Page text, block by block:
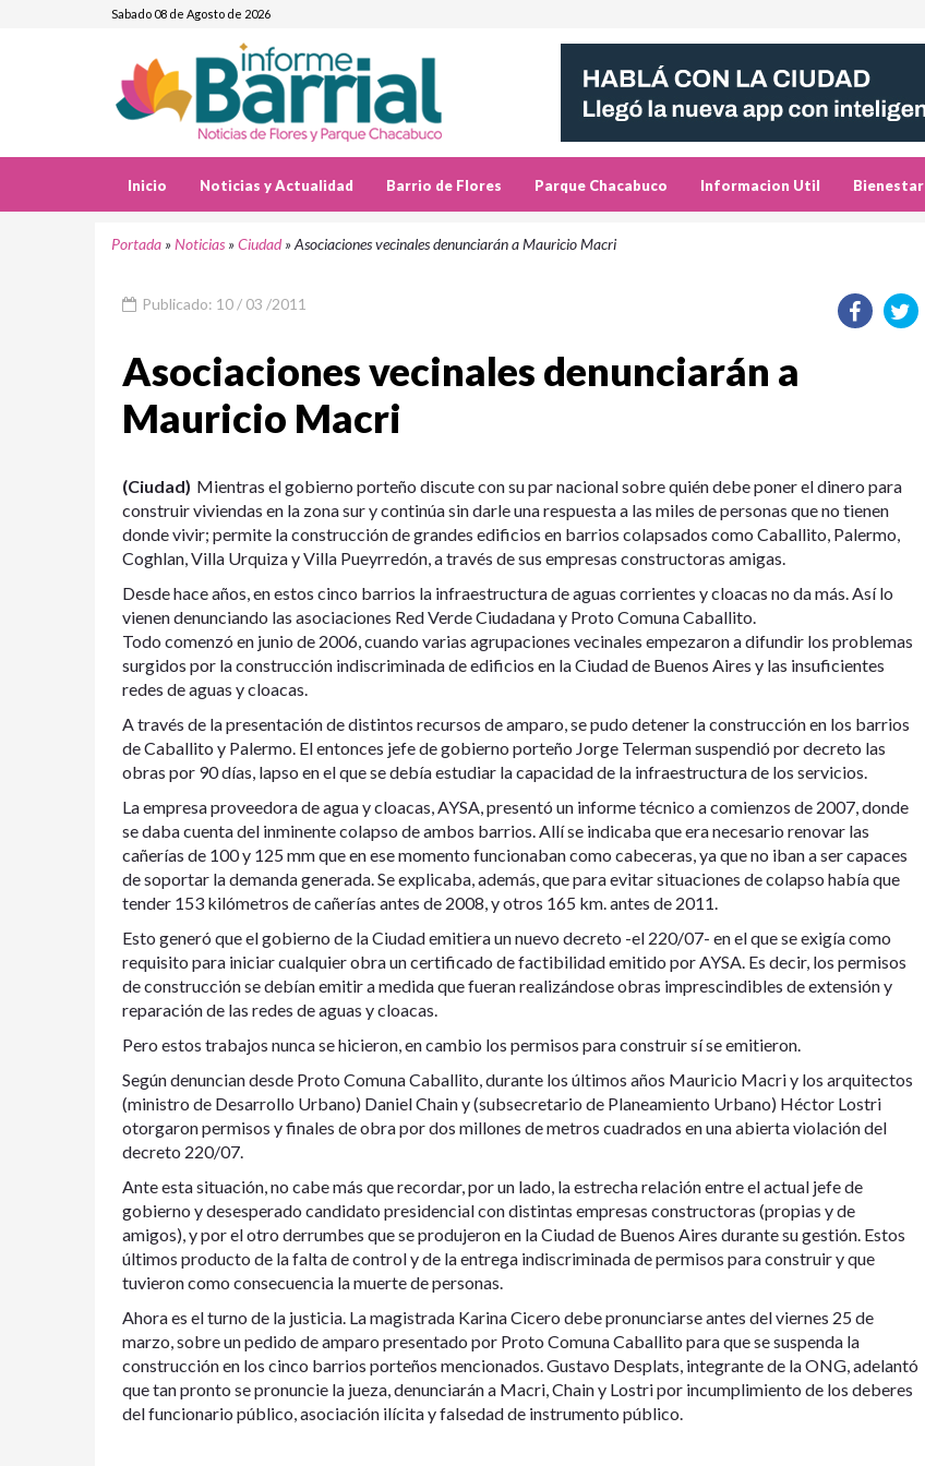
Sabado 08 de Agosto de 2026
Inicio Noticias y Actualidad Barrio de Flores Parque Chacabuco Informacion Util Bienestar
Portada »Noticias »Ciudad»Asociaciones vecinales denunciarán a Mauricio Macri
Publicado: 10 / 03 /2011
Asociaciones vecinales denunciarán a
Mauricio Macri
(Ciudad) Mientras el gobierno porteño discute con su par nacional sobre quién debe poner el dinero para
construir viviendas en la zona sur y continúa sin darle una respuesta a las miles de personas que no tienen
donde vivir; permite la construcción de grandes edificios en barrios colapsados como Caballito, Palermo,
Coghlan, Villa Urquiza y Villa Pueyrredón, a través de sus empresas constructoras amigas.
Desde hace años, en estos cinco barrios la infraestructura de aguas corrientes y cloacas no da más. Así lo
vienen denunciando las asociaciones Red Verde Ciudadana y Proto Comuna Caballito.
Todo comenzó en junio de 2006, cuando varias agrupaciones vecinales empezaron a difundir los problemas
surgidos por la construcción indiscriminada de edificios en la Ciudad de Buenos Aires y las insuficientes
redes de aguas y cloacas.
A través de la presentación de distintos recursos de amparo, se pudo detener la construcción en los barrios
de Caballito y Palermo. El entonces jefe de gobierno porteño Jorge Telerman suspendió por decreto las
obras por 90 días, lapso en el que se debía estudiar la capacidad de la infraestructura de los servicios.
La empresa proveedora de agua y cloacas, AYSA, presentó un informe técnico a comienzos de 2007, donde
se daba cuenta del inminente colapso de ambos barrios. Allí se indicaba que era necesario renovar las
cañerías de 100 y 125 mm que en ese momento funcionaban como cabeceras, ya que no iban a ser capaces
de soportar la demanda generada. Se explicaba, además, que para evitar situaciones de colapso había que
tender 153 kilómetros de cañerías antes de 2008, y otros 165 km. antes de 2011.
Esto generó que el gobierno de la Ciudad emitiera un nuevo decreto -el 220/07- en el que se exigía como
requisito para iniciar cualquier obra un certificado de factibilidad emitido por AYSA. Es decir, los permisos
de construcción se debían emitir a medida que fueran realizándose obras imprescindibles de extensión y
reparación de las redes de aguas y cloacas.
Pero estos trabajos nunca se hicieron, en cambio los permisos para construir sí se emitieron.
Según denuncian desde Proto Comuna Caballito, durante los últimos años Mauricio Macri y los arquitectos
(ministro de Desarrollo Urbano) Daniel Chain y (subsecretario de Planeamiento Urbano) Héctor Lostri
otorgaron permisos y finales de obra por dos millones de metros cuadrados en una abierta violación del
decreto 220/07.
Ante esta situación, no cabe más que recordar, por un lado, la estrecha relación entre el actual jefe de
gobierno y desesperado candidato presidencial con distintas empresas constructoras (propias y de
amigos), y por el otro derrumbes que se produjeron en la Ciudad de Buenos Aires durante su gestión. Estos
últimos producto de la falta de control y de la entrega indiscriminada de permisos para construir y que
tuvieron como consecuencia la muerte de personas.
Ahora es el turno de la justicia. La magistrada Karina Cicero debe pronunciarse antes del viernes 25 de
marzo, sobre un pedido de amparo presentado por Proto Comuna Caballito para que se suspenda la
construcción en los cinco barrios porteños mencionados. Gustavo Desplats, integrante de la ONG, adelantó
que tan pronto se pronuncie la jueza, denunciarán a Macri, Chain y Lostri por incumplimiento de los deberes
del funcionario público, asociación ilícita y falsedad de instrumento público.